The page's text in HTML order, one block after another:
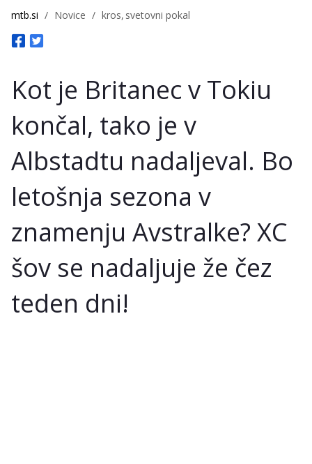
mtb.si / Novice / kros svetovni pokal
Kot je Britanec v Tokiu
končal, tako je v
Albstadtu nadaljeval. Bo
letošnja sezona v
znamenju Avstralke? XC
šov se nadaljuje že čez
teden dni!